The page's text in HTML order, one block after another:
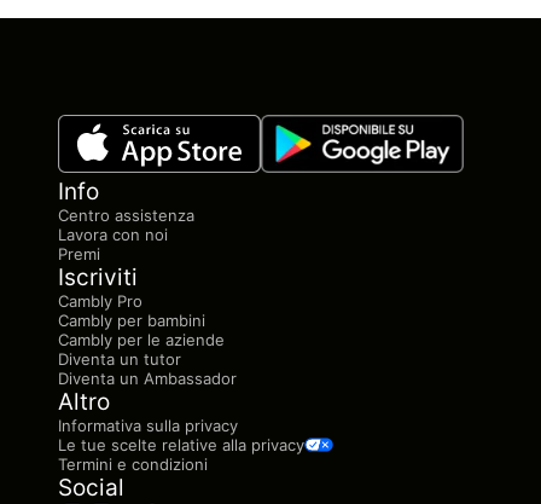
Info
Centro assistenza
Lavora con noi
Premi
Iscriviti
Cambly Pro
Cambly per bambini
Cambly per le aziende
Diventa un tutor
Diventa un Ambassador
Altro
Informativa sulla privacy
Le tue scelte relative alla privacy
Termini e condizioni
Social